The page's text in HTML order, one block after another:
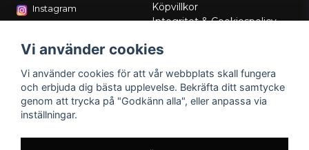
Instagram
Köpvillkor
Integritet & Cookiespolicy
Service/Garanti
Lådritning
Om oss
Vi använder cookies
Vi använder cookies för att vår webbplats skall fungera
och erbjuda dig bästa upplevelse. Bekräfta ditt samtycke
genom att trycka på "Godkänn alla", eller anpassa via
inställningar.